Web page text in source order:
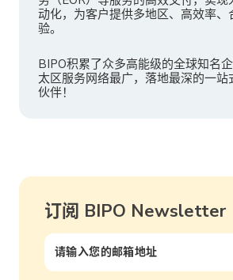
动化，为客户提供多地区、高效率、
验。
BIPO积累了众多高能级的全球知名
太区服务网络最广，落地最深的一站
伙伴！
订阅 BIPO Newsletter